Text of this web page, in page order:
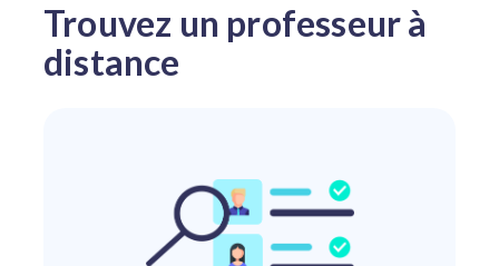
Trouvez un professeur à
distance